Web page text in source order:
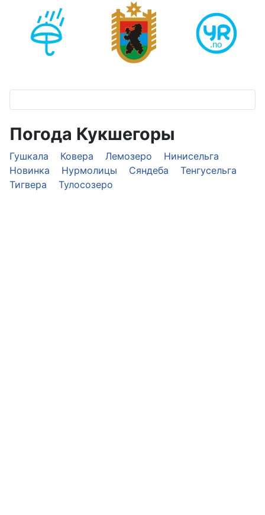
Погода Кукшегоры
Гушкала Ковера Лемозеро
Нинисельга
Новинка
Нурмолицы Сяндеба
Тенгусельга
Тигвера
Тулосозеро